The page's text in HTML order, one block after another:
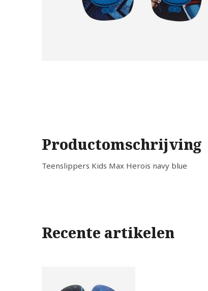
Productomschrijving
Teenslippers Kids Max Herois navy blue
Recente artikelen